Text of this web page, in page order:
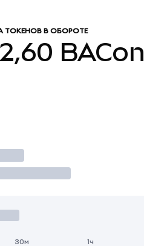
ТОКЕНОВ В ОБОРОТЕ
BACon
30м 1ч